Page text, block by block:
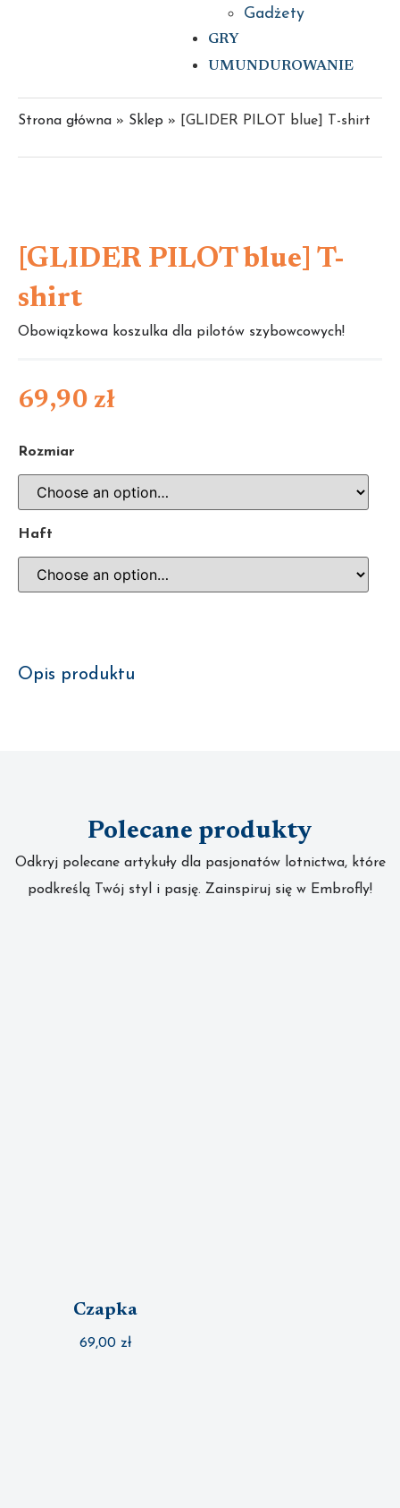
Gadżety
GRY
UMUNDUROWANIE
Strona główna » Sklep » [GLIDER PILOT blue] T-shirt
[GLIDER PILOT blue] T-
shirt
Obowiązkowa koszulka dla pilotów szybowcowych!
69,90 zł
Rozmiar
Haft
Opis produktu
Polecane produkty
Odkryj polecane artykuły dla pasjonatów lotnictwa, które
podkreślą Twój styl i pasję. Zainspiruj się w Embrofly!
Czapka
69,00 zł